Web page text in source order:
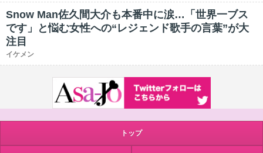
Snow Man佐久間大介も本番中に涙…「世界一ブス
です」と悩む女性への“レジェンド歌手の言葉”が大
注目
イケメン
トップ